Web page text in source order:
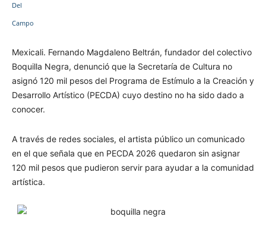
Mexicali. Fernando Magdaleno Beltrán, fundador del colectivo
Boquilla Negra, denunció que la Secretaría de Cultura no
asignó 120 mil pesos del Programa de Estímulo a la Creación y
Desarrollo Artístico (PECDA) cuyo destino no ha sido dado a
conocer.
A través de redes sociales, el artista público un comunicado
en el que señala que en PECDA 2026 quedaron sin asignar
120 mil pesos que pudieron servir para ayudar a la comunidad
artística.